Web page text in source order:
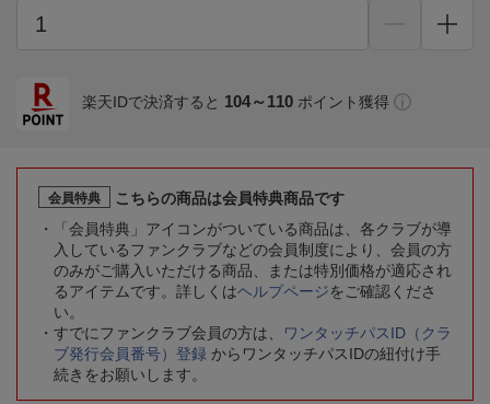
楽天IDで決済すると 104～110 ポイント獲得
会員特典
こちらの商品は会員特典商品です
「会員特典」アイコンがついている商品は、各クラブが導
入しているファンクラブなどの会員制度により、会員の方
のみがご購入いただける商品、または特別価格が適応され
るアイテムです。詳しくはヘルプページをご確認くださ
い。
すでにファンクラブ会員の方は、
ワンタッチパスID（クラ
ブ発行会員番号）登録 からワンタッチパスIDの紐付け手
続きをお願いします。